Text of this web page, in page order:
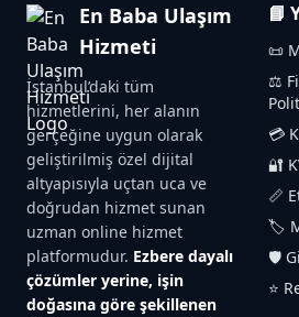
En Baba Ulaşım
Hizmeti
İstanbul’daki tüm
hizmetlerini, her alanın
gerçeğine uygun olarak
geliştirilmiş özel dijital
altyapısıyla uçtan uca ve
doğrudan hizmet sunan
uzman online hizmet
platformudur. Ezbere dayalı
çözümler yerine, işin
doğasına göre şekillenen
📘
📜
⚖️
💳
🔐
📏
🏷️
🛡️
⭐